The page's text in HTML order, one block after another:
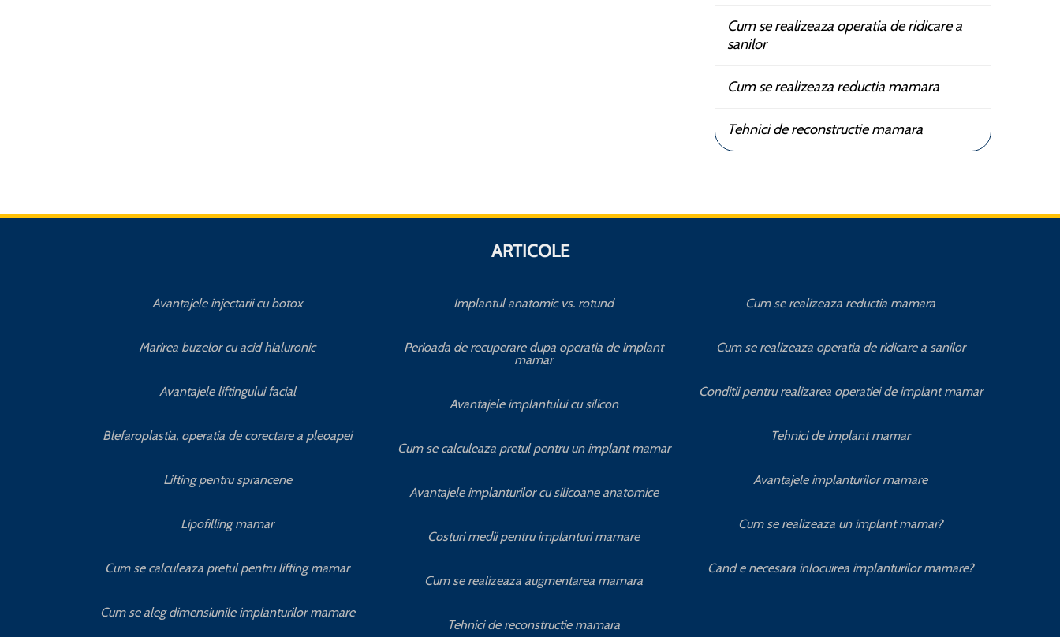
Cum se realizeaza operatia de ridicare a
sanilor
Cum se realizeaza reductia mamara
Tehnici de reconstructie mamara
ARTICOLE
Avantajele injectarii cu botox
Marirea buzelor cu acid hialuronic
Avantajele liftingului facial
Blefaroplastia, operatia de corectare a pleoapei
Lifting pentru sprancene
Lipofilling mamar
Cum se calculeaza pretul pentru lifting mamar
Cum se aleg dimensiunile implanturilor mamare
Implantul anatomic vs. rotund
Perioada de recuperare dupa operatia de implant
mamar
Avantajele implantului cu silicon
Cum se calculeaza pretul pentru un implant mamar
Avantajele implanturilor cu silicoane anatomice
Costuri medii pentru implanturi mamare
Cum se realizeaza augmentarea mamara
Tehnici de reconstructie mamara
Cum se realizeaza reductia mamara
Cum se realizeaza operatia de ridicare a sanilor
Conditii pentru realizarea operatiei de implant mamar
Tehnici de implant mamar
Avantajele implanturilor mamare
Cum se realizeaza un implant mamar?
Cand e necesara inlocuirea implanturilor mamare?